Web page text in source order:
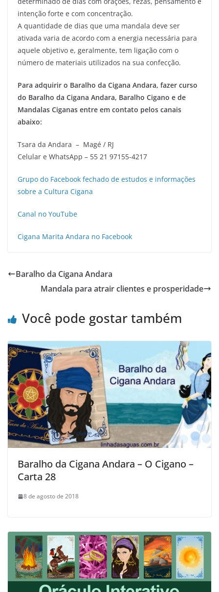
intenção forte e com concentração.
A quantidade de dias que uma mandala deve ser
ativada varia de acordo com a energia necessária para
aquele objetivo e, geralmente, tem ligação com o
número de materiais utilizados na sua confecção.
Para adquirir o Baralho da Cigana Andara, fazer curso
do Baralho da Cigana Andara, Baralho Cigano e de
Mandalas Ciganas entre em contato pelos canais
abaixo:
Tsara da Andara – Magé / RJ
Celular e WhatsApp – 55 21 97155-4217
Grupo do Facebook fechado de estudos e informações
sobre a Cultura Cigana
Canal no YouTube
Cigana Marita Andara no Facebook
Baralho da Cigana Andara
Mandala para atrair clientes e prosperidade
Você pode gostar também
Baralho da Cigana Andara – O Cigano –
Carta 28
8 de agosto de 2018